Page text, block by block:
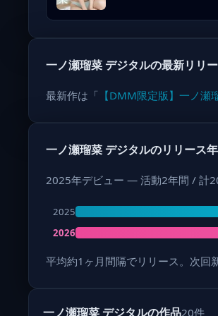
一ノ瀬瑠菜 デジタルの最新リリ
最新作は「 【DMM限定版】一ノ
一ノ瀬瑠菜 デジタルのリリース
2025年デビュー — 活動2年間 / 計
2025
2026
平均約1ヶ月間隔でリリース。次
一ノ瀬瑠菜 デジタルの作品20件